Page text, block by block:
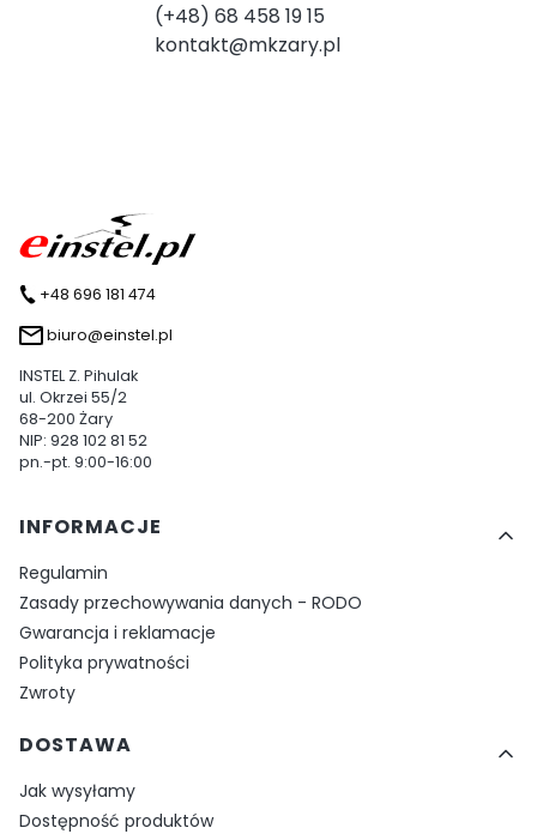
(+48) 68 458 19 15
kontakt@mkzary.pl
+48 696 181 474
biuro@einstel.pl
INSTEL Z. Pihulak
ul. Okrzei 55/2
68-200 Żary
NIP: 928 102 81 52
pn.-pt. 9:00-16:00
Linki w stopce
INFORMACJE
Regulamin
Zasady przechowywania danych - RODO
Gwarancja i reklamacje
Polityka prywatności
Zwroty
DOSTAWA
Jak wysyłamy
Dostępność produktów